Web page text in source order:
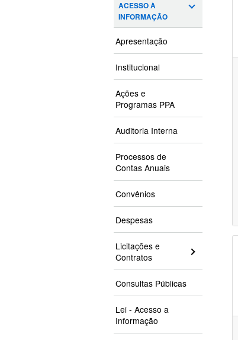
ACESSO À
INFORMAÇÃO
Apresentação
Institucional
Ações e
Programas PPA
Auditoria Interna
Processos de
Contas Anuais
Convênios
Despesas
Licitações e
Contratos
Consultas Públicas
Lei - Acesso a
Informação